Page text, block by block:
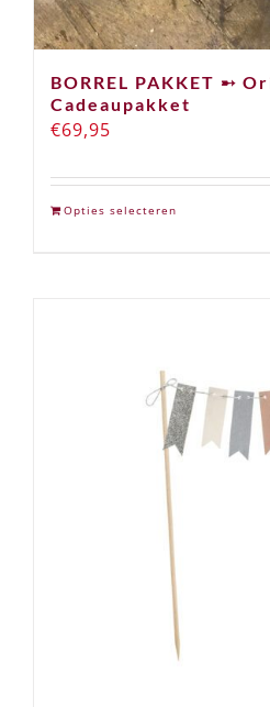
BORREL PAKKET ➸
Cadeaupakket
€69,95
Opties selecteren